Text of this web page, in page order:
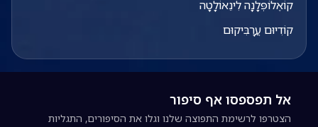
קוֹאֶלוֹפְּלָנָה לִינֵאוֹלָטָה
קוֹדִיוּם עֲרָבִּיקוּם
אל תפספסו אף סיפור
הצטרפו לרשימת התפוצה שלנו וגלו את הסיפורים, התגליות